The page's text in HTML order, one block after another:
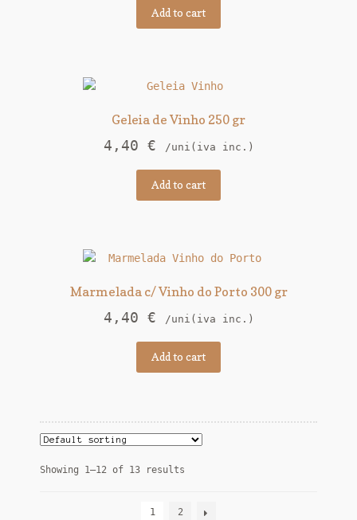
Add to cart
Geleia de Vinho 250 gr
4,40 € /uni(iva inc.)
Add to cart
Marmelada c/ Vinho do Porto 300 gr
4,40 € /uni(iva inc.)
Add to cart
Showing 1–12 of 13 results
1 2